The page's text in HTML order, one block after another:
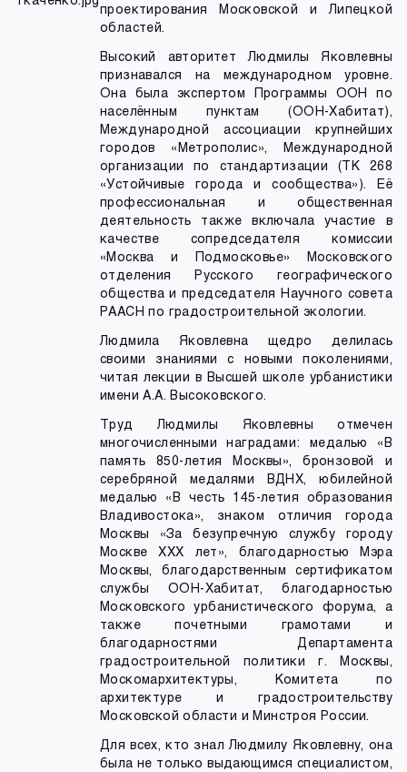
проектирования Московской и Липецкой
областей.
Высокий авторитет Людмилы Яковлевны
признавался на международном уровне.
Она была экспертом Программы ООН по
населённым пунктам (ООН-Хабитат),
Международной ассоциации крупнейших
городов «Метрополис», Международной
организации по стандартизации (ТК 268
«Устойчивые города и сообщества»). Её
профессиональная и общественная
деятельность также включала участие в
качестве сопредседателя комиссии
«Москва и Подмосковье» Московского
отделения Русского географического
общества и председателя Научного совета
РААСН по градостроительной экологии.
Людмила Яковлевна щедро делилась
своими знаниями с новыми поколениями,
читая лекции в Высшей школе урбанистики
имени А.А. Высоковского.
Труд Людмилы Яковлевны отмечен
многочисленными наградами: медалью «В
память 850-летия Москвы», бронзовой и
серебряной медалями ВДНХ, юбилейной
медалью «В честь 145-летия образования
Владивостока», знаком отличия города
Москвы «За безупречную службу городу
Москве XXX лет», благодарностью Мэра
Москвы, благодарственным сертификатом
службы ООН-Хабитат, благодарностью
Московского урбанистического форума, а
также почетными грамотами и
благодарностями Департамента
градостроительной политики г. Москвы,
Москомархитектуры, Комитета по
архитектуре и градостроительству
Московской области и Минстроя России.
Для всех, кто знал Людмилу Яковлевну, она
была не только выдающимся специалистом,